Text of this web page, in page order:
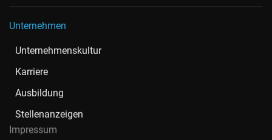
Unternehmen
Unternehmenskultur
Karriere
Ausbildung
Stellenanzeigen